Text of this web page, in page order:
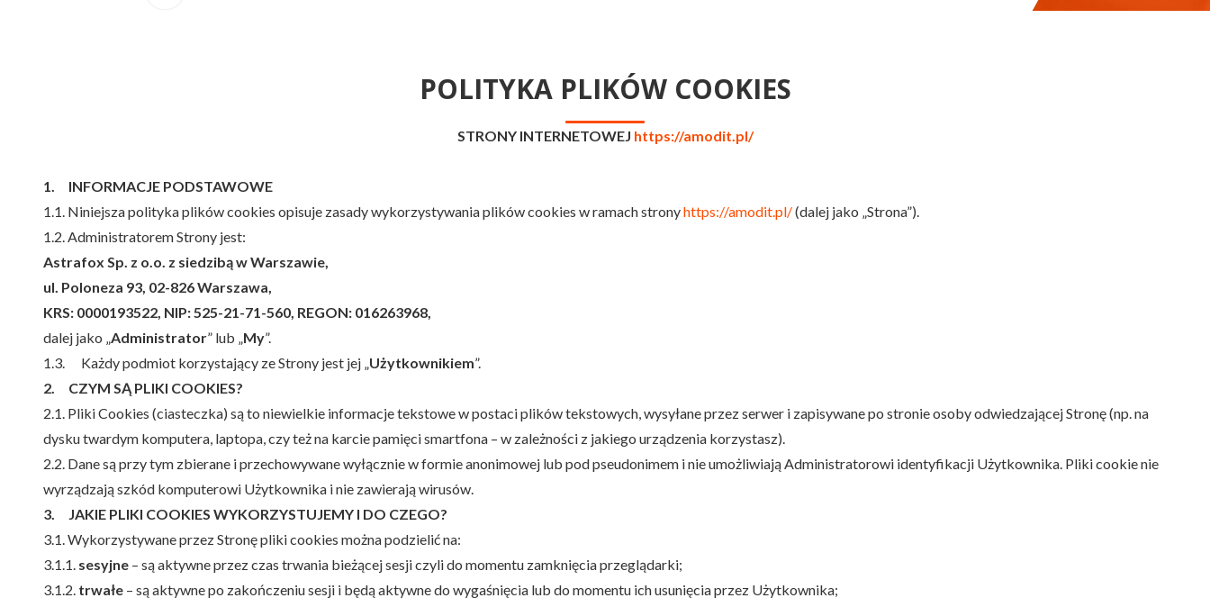
POLITYKA PLIKÓW COOKIES
STRONY INTERNETOWEJ https://amodit.pl/
1. INFORMACJE PODSTAWOWE
1.1. Niniejsza polityka plików cookies opisuje zasady wykorzystywania plików cookies w ramach stronyhttps://amodit.pl/(dalej jako „Strona”).
1.2. Administratorem Strony jest:
Astrafox Sp. z o.o. z siedzibą w Warszawie,
ul. Poloneza 93, 02-826 Warszawa,
KRS: 0000193522, NIP: 525-21-71-560, REGON: 016263968,
dalej jako „Administrator” lub „My”.
1.3. Każdy podmiot korzystający ze Strony jest jej „Użytkownikiem”.
2. CZYM SĄ PLIKI COOKIES?
2.1. Pliki Cookies (ciasteczka) są to niewielkie informacje tekstowe w postaci plików tekstowych, wysyłane przez serwer i zapisywane po stronie osoby odwiedzającej Stronę (np. na
dysku twardym komputera, laptopa, czy też na karcie pamięci smartfona – w zależności z jakiego urządzenia korzystasz).
2.2. Dane są przy tym zbierane i przechowywane wyłącznie w formie anonimowej lub pod pseudonimem i nie umożliwiają Administratorowi identyfikacji Użytkownika. Pliki cookie nie
wyrządzają szkód komputerowi Użytkownika i nie zawierają wirusów.
3. JAKIE PLIKI COOKIES WYKORZYSTUJEMY I DO CZEGO?
3.1. Wykorzystywane przez Stronę pliki cookies można podzielić na:
3.1.1. sesyjne – są aktywne przez czas trwania bieżącej sesji czyli do momentu zamknięcia przeglądarki;
3.1.2. trwałe – są aktywne po zakończeniu sesji i będą aktywne do wygaśnięcia lub do momentu ich usunięcia przez Użytkownika;